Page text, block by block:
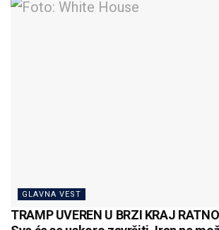
GLAVNA VEST
TRAMP UVEREN U BRZI KRAJ